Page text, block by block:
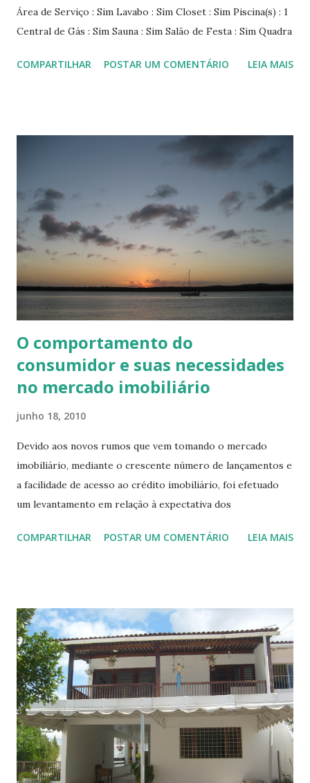
Área de Serviço : Sim Lavabo : Sim Closet : Sim Piscina(s) : 1
Central de Gás : Sim Sauna : Sim Salão de Festa : Sim Quadra
Área Construída: 218m2 Apartamento novo, ótima
COMPARTILHAR POSTAR UM COMENTÁRIO LEIA MAIS
O comportamento do
consumidor e suas necessidades
no mercado imobiliário
junho 18, 2010
Devido aos novos rumos que vem tomando o mercado
imobiliário, mediante o crescente número de lançamentos e
a facilidade de acesso ao crédito imobiliário, foi efetuado
um levantamento em relação à expectativa dos
residência. A intenção da pesquisa foi saber quais são as
Perfil do público entrevistado Do público entrevistado,
64% correspondem ao público masculino e 36% ao público
feminino, sendo que 36% se encontram dentro da faixa
etária entre 20 a 30 anos, 42% entre 40 e 50 anos e 22%
entre 50 e 60 anos, e 95% possui o nível superior e
somente 5% possui nível médio. 2. Dados obtidos Foram
obtidos os respectivos resultados mediante as seguintes
questões: 1) O que é mais importante para você em relação
a um imóvel? - Dos entrevistados, 50% disseram que o mais
COMPARTILHAR POSTAR UM COMENTÁRIO LEIA MAIS